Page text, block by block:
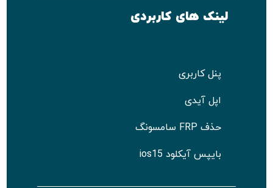
لینک های کاربردی
پنل کاربری
اپل آیدی
حذف FRP سامسونگ
بایپس آیکلود ios15